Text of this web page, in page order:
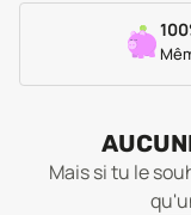
Mais si tu le